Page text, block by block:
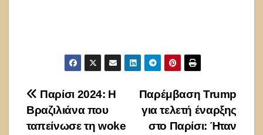
Πλοήγηση
άρθρων
Παρέμβαση Trump
για τελετή έναρξης
στο Παρίσι: Ήταν
Παρίσι 2024: Η
Βραζιλιάνα που
ταπείνωσε τη woke